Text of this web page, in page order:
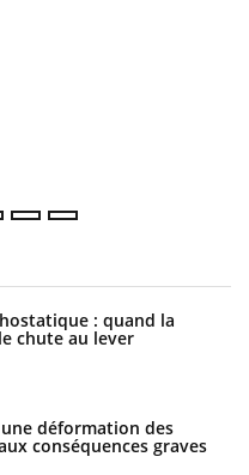
: quand la
chute au lever
déformation des
conséquences graves